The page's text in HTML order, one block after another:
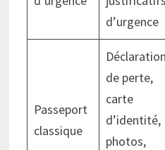
d’urgence
Passeport
classique
Déclaration
de perte,
carte
d’identité,
photos,